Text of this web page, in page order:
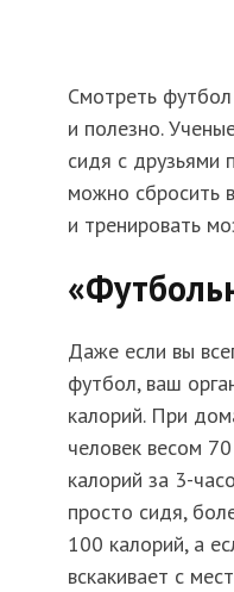
Смотреть
и полезно.
сидя с друзьями
можно сбросить
и тренировать
Даже если вы
футбол, ваш
калорий. При
человек весом
калорий за 3-
просто сидя,
100 калорий, а
вскакивает с